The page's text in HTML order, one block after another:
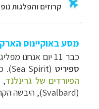
מסע באוקיינוס
כבר 11 יום אנחנו מפליגים באונייה הקטנה והמקסימה
ספיריט(
Sea Spirit
).
הפיורדים של גרינלנד,
(
Svalbard), היבשה